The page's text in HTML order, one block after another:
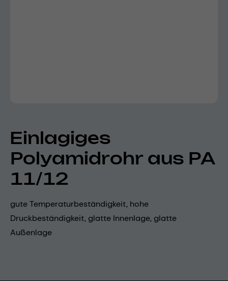
Einlagiges
Polyamidrohr aus PA
11/12
gute Temperaturbeständigkeit, hohe
Druckbeständigkeit, glatte Innenlage, glatte
Außenlage